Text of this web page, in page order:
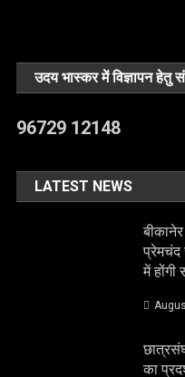
उदय भास्कर में विज्ञापन हेतु
96729 12148
LATEST NEWS
प्रेमचंद
में होंगी
का